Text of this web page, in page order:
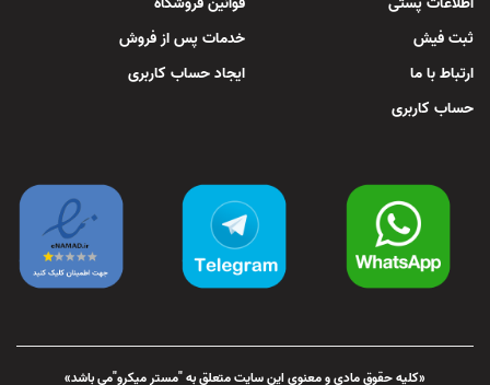
خدمات پس از فروش
ایجاد حساب کاربری
ثبت فیش
ارتباط با ما
حساب کاربری
«کلیه حقوق مادی و معنوی این سایت متعلق به "مستر میکرو"می باشد»